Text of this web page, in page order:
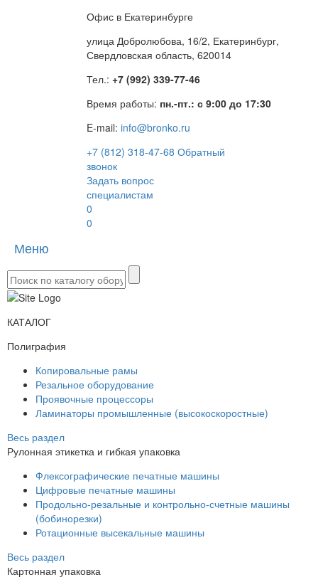
Офис в Екатеринбурге
улица Добролюбова, 16/2, Екатеринбург,
Свердловская область, 620014
Тел.: +7 (992) 339-77-46
Время работы: пн.-пт.: с 9:00 до 17:30
E-mail: info@bronko.ru
+7 (812) 318-47-68 Обратный
звонок
Задать вопрос
специалистам
0
0
Меню
КАТАЛОГ
Полиграфия
Копировальные рамы
Резальное оборудование
Проявочные процессоры
Ламинаторы промышленные (высокоскоростные)
Весь раздел
Рулонная этикетка и гибкая упаковка
Флексографические печатные машины
Цифровые печатные машины
Продольно-резальные и контрольно-счетные машины
(бобинорезки)
Ротационные высекальные машины
Весь раздел
Картонная упаковка